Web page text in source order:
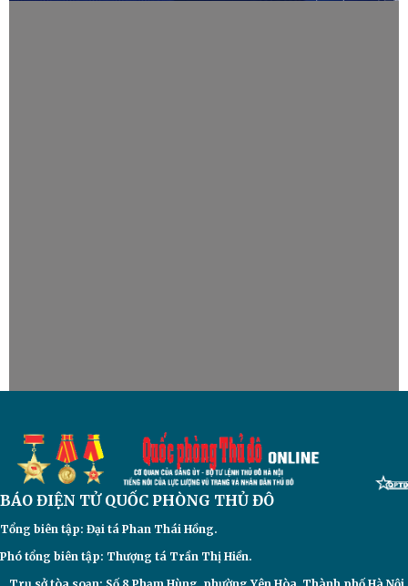
BÁO ĐIỆN TỬQUỐC PHÒNG THỦ ĐÔ
Tổng biên tập: Đại tá Phan Thái Hồng.
Phó tổng biên tập: Thượng tá Trần Thị Hiền.